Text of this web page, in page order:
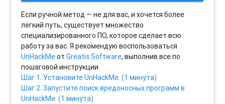
Если ручной метод — не для вас, и хочется более
легкий путь, существует множество
специализированного ПО, которое сделает всю
работу за вас. Я рекомендую воспользоваться
UnHackMeотGreatis Software, выполнив все по
пошаговой инструкции.
Шаг 1. Установите UnHackMe. (1 минута)
Шаг 2. Запустите поиск вредоносных программ в
UnHackMe. (1 минута)